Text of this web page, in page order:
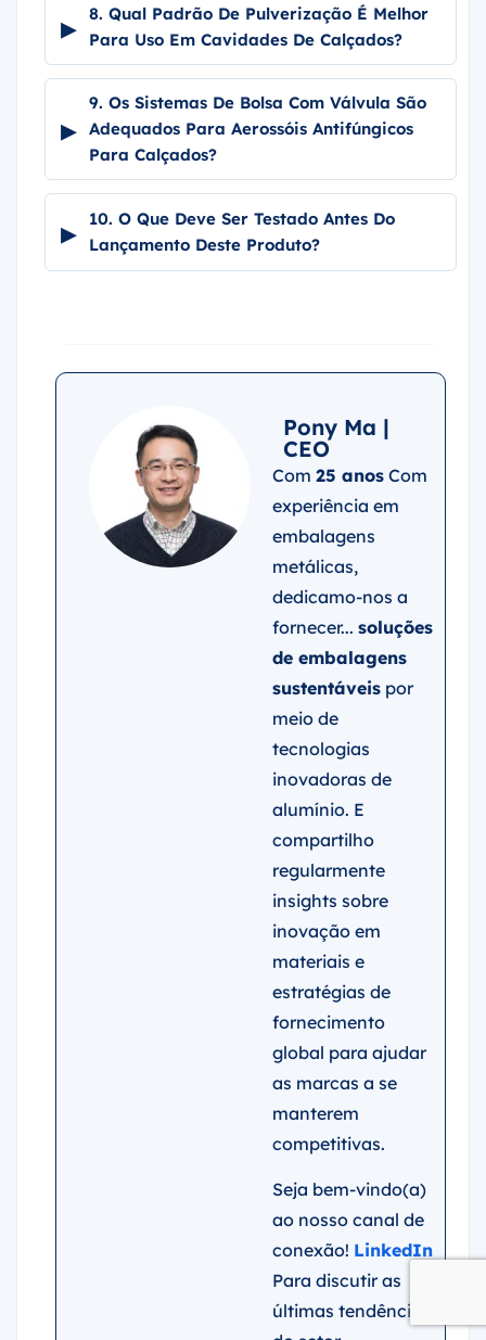
▸
8. Qual Padrão De Pulverização É Melhor
Para Uso Em Cavidades De Calçados?
▸
9. Os Sistemas De Bolsa Com Válvula São
Adequados Para Aerossóis Antifúngicos
Para Calçados?
▸
10. O Que Deve Ser Testado Antes Do
Lançamento Deste Produto?
Pony Ma |
CEO
Com25 anos Com
experiência em
embalagens
metálicas,
dedicamo-nos a
fornecer...soluções
de embalagens
sustentáveis por
meio de
tecnologias
inovadoras de
alumínio. E
compartilho
regularmente
insights sobre
inovação em
materiais e
estratégias de
fornecimento
global para ajudar
as marcas a se
manterem
competitivas.
Seja bem-vindo(a)
ao nosso canal de
conexão! LinkedIn
Para discutir as
últimas tendências